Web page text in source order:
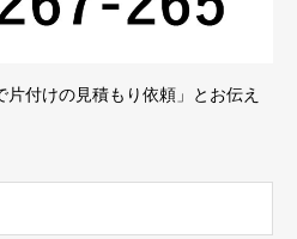
付けの見積もり依頼」とお伝え